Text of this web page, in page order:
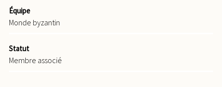
Équipe
Monde byzantin
Statut
Membre associé